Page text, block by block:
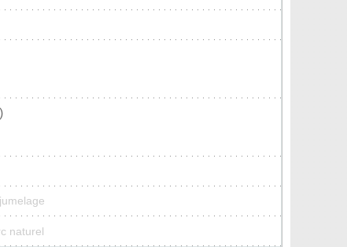
naturel